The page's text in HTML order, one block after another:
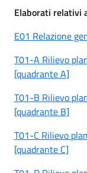
Elaborati relativi
E01 Relazione
T01-A Rilievo
[quadrante A]
T01-B Rilievo
[quadrante B]
T01-C Rilievo
[quadrante C]